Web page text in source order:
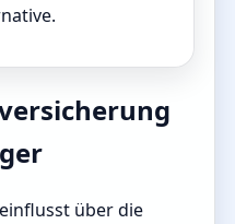
über die